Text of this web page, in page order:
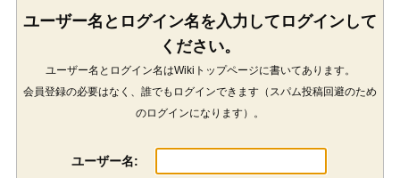
ユーザー名とログイン名を入力してログインして
ください。
ユーザー名とログイン名はWikiトップページに書いてあります。
会員登録の必要はなく、誰でもログインできます（スパム投稿回避のため
のログインになります）。
ユーザー名: